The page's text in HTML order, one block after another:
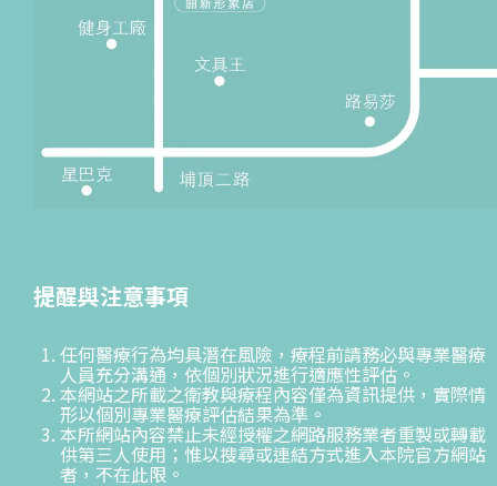
提醒與注意事項
任何醫療行為均具潛在風險，療程前請務必與專業醫療
人員充分溝通，依個別狀況進行適應性評估。
本網站之所載之衛教與療程內容僅為資訊提供，實際情
形以個別專業醫療評估結果為準。
本所網站內容禁止未經授權之網路服務業者重製或轉載
供第三人使用；惟以搜尋或連結方式進入本院官方網站
者，不在此限。